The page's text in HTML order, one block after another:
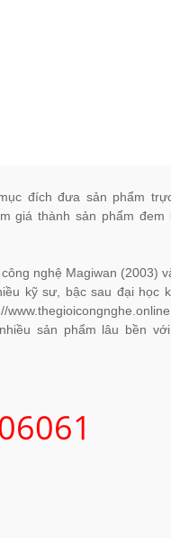
đích đưa sản phẩm
giá thành sản phẩm
nghệ Magiwan (2003)
kỹ sư, bậc sau đại học
sản phẩm lâu bền